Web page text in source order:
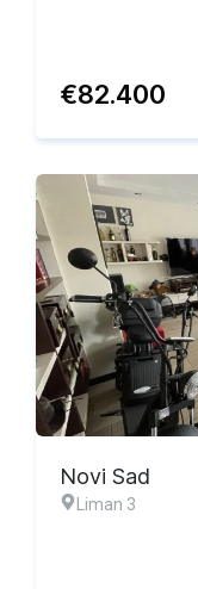
€82.400
Novi Sad
Liman 3